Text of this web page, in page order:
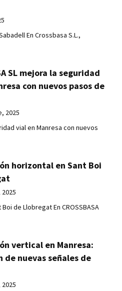
En Crossbasa S.L.,
SL mejora la seguridad
con nuevos pasos de
2025
vial en Manresa con nuevos
horizontal en Sant Boi
de Llobregat En CROSSBASA
vertical en Manresa:
de nuevas señales de